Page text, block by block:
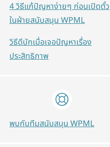
4 วิธีแก้ปัญหาง่ายๆ ก่อนเปิดตั๋ว
ในฝ่ายสนับสนุน WPML
วิธีดีบักเมื่อเจอปัญหาเรื่อง
ประสิทธิภาพ
พบกับทีมสนับสนุน WPML